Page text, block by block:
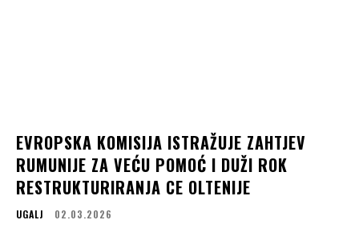
EVROPSKA KOMISIJA ISTRAŽUJE ZAHTJEV
RUMUNIJE ZA VEĆU POMOĆ I DUŽI ROK
RESTRUKTURIRANJA CE OLTENIJE
UGALJ 02.03.2026